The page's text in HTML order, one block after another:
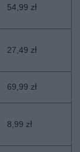
54,99 zł
27,49 zł
69,99 zł
8,99 zł